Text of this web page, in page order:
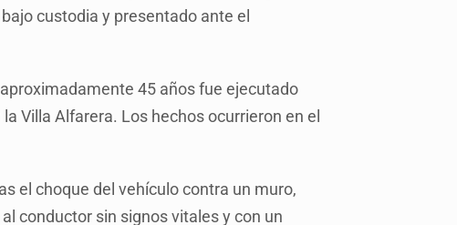
custodia y presentado ante el
45 años fue ejecutado
Villa Alfarera. Los hechos ocurrieron en el
el choque del vehículo contra un muro,
conductor sin signos vitales y con un